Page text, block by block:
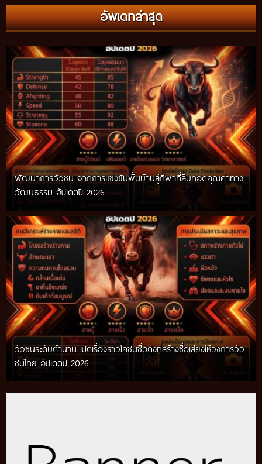
อัพเดทล่าสุด
กติกาวัวชนสมัยก่อน วิถีการแข่งขันดั้งเดิมที่สืบทอดผ่านภูมิปัญญา
ท้องถิ่น อัปเดตปี 2026
พัฒนาการวัวชน จากการแข่งขันพื้นบ้านสู่กีฬาที่สืบทอดคุณค่าทาง
วัฒนธรรม อัปเดตปี 2026
วัวชนระดับตำนาน เปิดเรื่องราวโคชนชื่อดังที่สร้างชื่อเสียงให้วงการวัว
ชนไทย อัปเดตปี 2026